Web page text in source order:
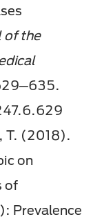
of the
T. (2018).
on
of
Prevalence